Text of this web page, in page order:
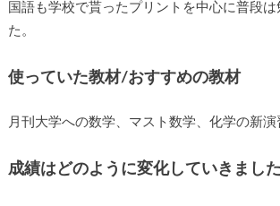
国語も学校で貰ったプリントを中心に普段は
た。
使っていた教材/おすすめの教材
月刊大学への数学、マスト数学、化学の新演
成績はどのように変化していきまし